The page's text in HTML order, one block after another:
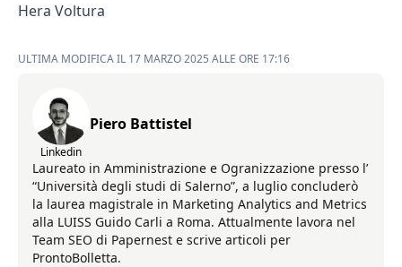
Hera Voltura
ULTIMA MODIFICA IL 17 MARZO 2025 ALLE ORE 17:16
Linkedin
Piero Battistel
Laureato in Amministrazione e Ogranizzazione presso l’
“Università degli studi di Salerno”, a luglio concluderò
la laurea magistrale in Marketing Analytics and Metrics
alla LUISS Guido Carli a Roma. Attualmente lavora nel
Team SEO di Papernest e scrive articoli per
ProntoBolletta.